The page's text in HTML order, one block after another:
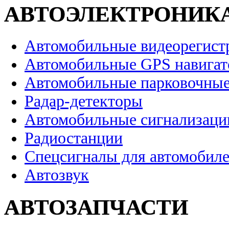
Автомобильные
Автомобильные GPS
Автомобильные
Радар-детекторы
Автомобильные
Радиостанции
Спецсигналы для
Автозвук
АВТОЗАПЧАСТИ